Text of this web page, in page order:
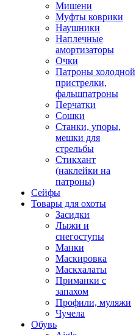
Мишени
Муфты коврики
Наушники
Наплечные
амортизаторы
Очки
Патроны холодной
пристрелки,
фальшпатроны
Перчатки
Сошки
Станки, упоры,
мешки для
стрельбы
Стикхант
(наклейки на
патроны)
Сейфы
Товары для охоты
Засидки
Лыжи и
снегоступы
Манки
Маскировка
Маскхалаты
Приманки с
запахом
Профили, муляжи
Чучела
Обувь